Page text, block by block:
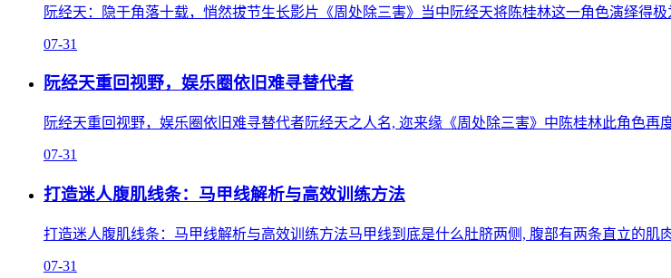
阮经天：隐于角落十载，悄然拔节生长影片《周处除三害》当中阮经天将陈桂林这一角色演绎得极
07-31
阮经天重回视野，娱乐圈依旧难寻替代者
阮经天重回视野，娱乐圈依旧难寻替代者阮经天之人名, 迩来缘《周处除三害》中陈桂林此角色再
07-31
打造迷人腹肌线条：马甲线解析与高效训练方法
打造迷人腹肌线条：马甲线解析与高效训练方法马甲线到底是什么肚脐两侧, 腹部有两条直立的肌
07-31